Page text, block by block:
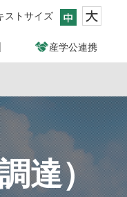
ストサイズ
産学公連携
達）